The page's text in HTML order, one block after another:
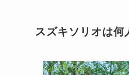
スズキソリオは何